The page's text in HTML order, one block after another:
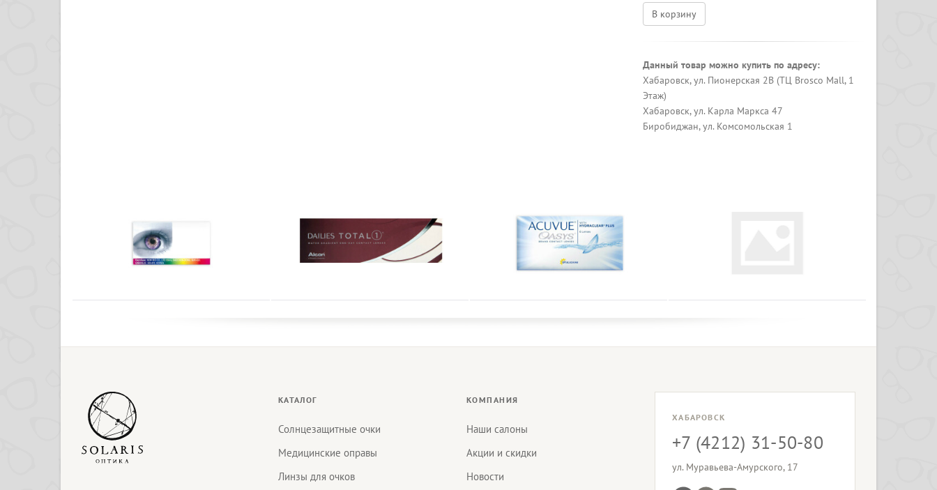
В корзину
Данный товар можно купить по адресу:
Хабаровск, ул. Пионерская 2В (ТЦ Brosco Mall, 1
Этаж)
Хабаровск, ул. Карла Маркса 47
Биробиджан, ул. Комсомольская 1
КАТАЛОГ
Солнцезащитные очки
Медицинские оправы
Линзы для очков
КОМПАНИЯ
Наши салоны
Акции и скидки
Новости
ХАБАРОВСК
+7 (4212) 31-50-80
ул. Муравьева-Амурского, 17